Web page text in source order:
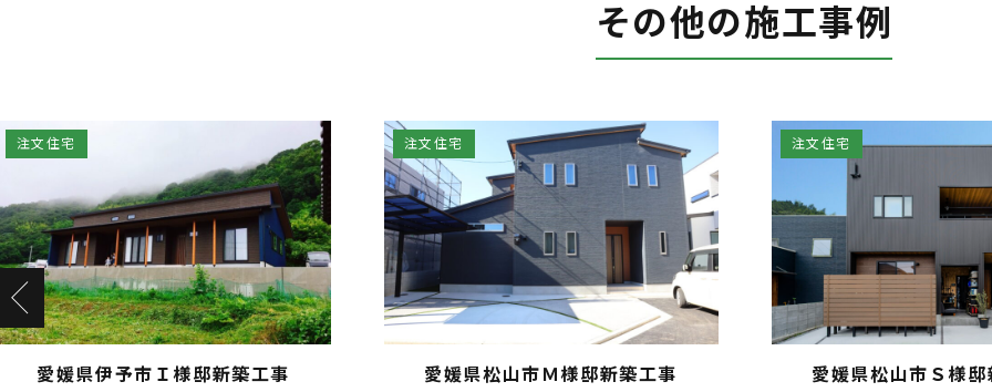
その他の施工事例
注文住宅
愛媛県伊予市Ｉ様邸新築工事
注文住宅
愛媛県松山市Ｍ様邸新築工事
注文住宅
愛媛県松山市Ｓ様